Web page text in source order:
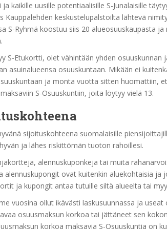
kaikille uusille potentiaalisille S-Junalaisille
Kauppalehden keskustelupalstoilta lähtevä
S-Ryhmä koostuu siis 20 alueosuuskaupasta
S-Etukortti, olet vähintään yhden osuuskunnan
asuinalueensa osuuskuntaan. Mikään ei
ja monta vuotta sitten huomattiin,
S-Osuuskuntiin, joita löytyy vielä 13.
sijoituskohteena suomalaisille
ja lähes riskittömän tuoton rahoillesi.
alennuskuponkeja tai muita
alennuskupongit ovat kuitenkin aluekohtaisia ja
ja kupongit antaa tutuille siltä alueelta tai
vuosina ollut ikävästi laskusuunnassa ja
osuusmaksun korkoa tai jättäneet sen
korkoa maksavia S-Osuuskuntia on